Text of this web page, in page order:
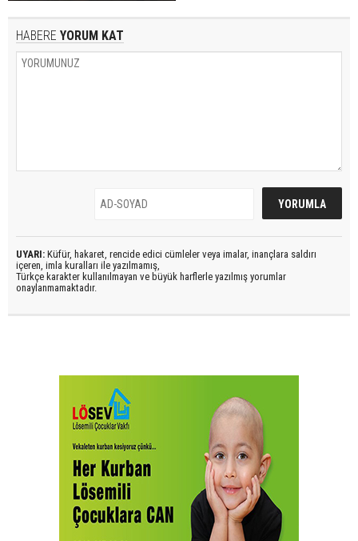
HABERE YORUM KAT
UYARI: Küfür, hakaret, rencide edici cümleler veya imalar, inançlara saldırı
içeren, imla kuralları ile yazılmamış,
Türkçe karakter kullanılmayan ve büyük harflerle yazılmış yorumlar
onaylanmamaktadır.